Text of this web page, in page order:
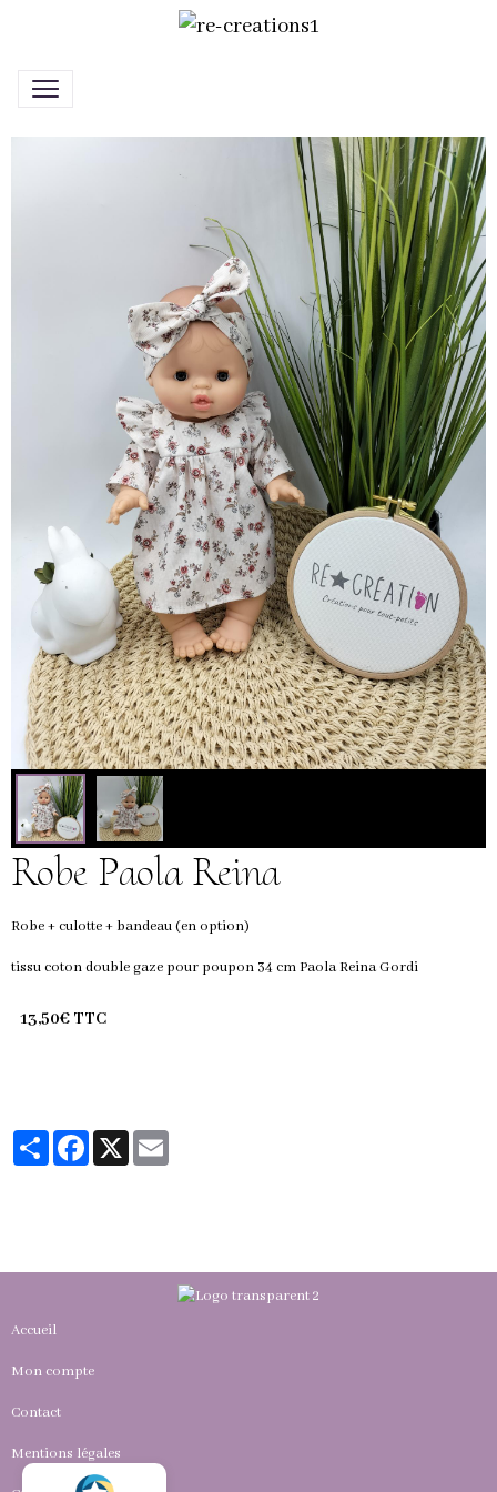
Robe Paola Reina
Robe + culotte + bandeau (en option)
tissu coton double gaze pour poupon 34 cm Paola Reina Gordi
13,50€ TTC
PartagerFacebook
X
Accueil
Mon compte
Contact
Mentions légales